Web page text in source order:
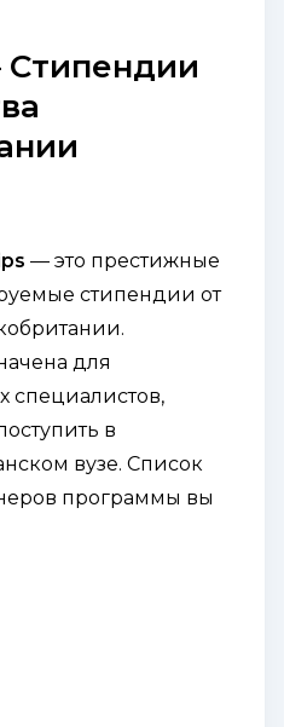
— это престижные
стипендии от
для
специалистов,
в
вузе. Список
программы вы